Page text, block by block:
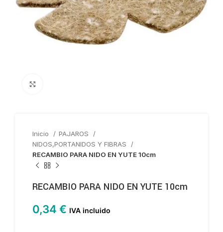
Inicio
PAJAROS
NIDOS,PORTANIDOS Y FIBRAS
RECAMBIO PARA NIDO EN YUTE 10cm
RECAMBIO PARA NIDO EN YUTE 10cm
0,34 € IVA incluido